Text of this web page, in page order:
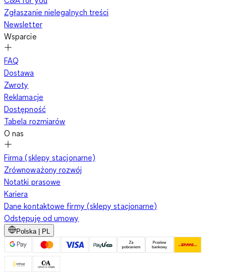
Zgłaszanie nielegalnych treści
Newsletter
Wsparcie
FAQ
Dostawa
Zwroty
Reklamacje
Dostępność
Tabela rozmiarów
O nas
Firma (sklepy stacjonarne)
Zrównoważony rozwój
Notatki prasowe
Kariera
Dane kontaktowe firmy (sklepy stacjonarne)
Odstępuję od umowy
Polska | PL